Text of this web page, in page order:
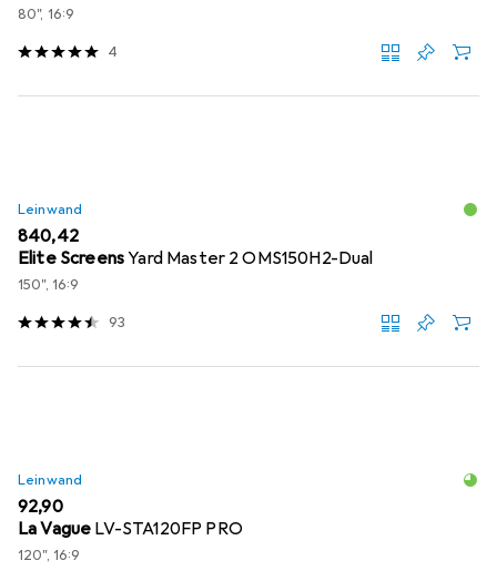
80", 16:9
4
Leinwand
EUR
840,42
Elite ScreensYard Master 2 OMS150H2-Dual
150", 16:9
93
Leinwand
EUR
92,90
La Vague LV-STA120FP PRO
120", 16:9